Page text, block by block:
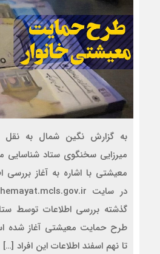
به گزارش نگین شمال به نقل
میرزایی سخنگوی ستاد
معیشتی با اشاره به آغاز بررسی
گذشته بررسی اطلاعات توسط
طرح حمایت معیشتی آغاز شده
تا نهم اسفند اطلاعات این افراد […]